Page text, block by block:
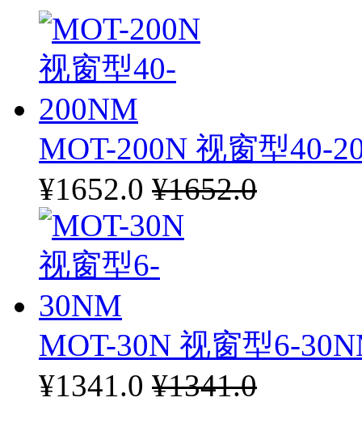
MOT-200N 视窗型40-
¥1652.0 ¥1652.0
MOT-30N 视窗型6-
¥1341.0 ¥1341.0